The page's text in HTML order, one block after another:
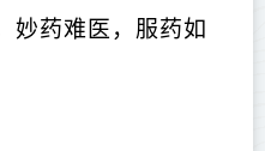
妙药难医，服药如